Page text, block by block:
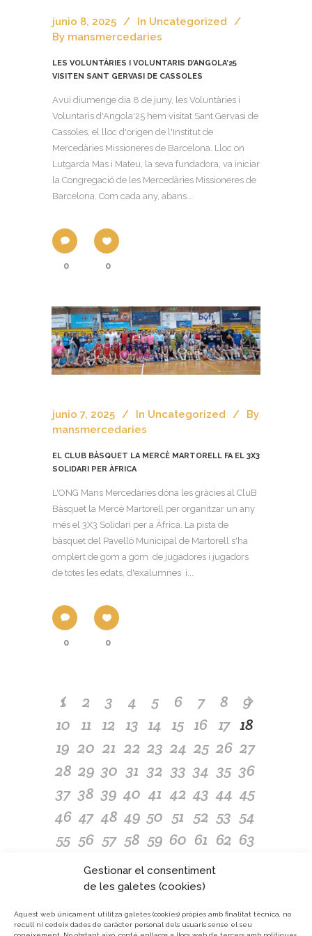
Gestionar el consentiment
de les galetes (cookies)
Aquest web únicament utilitza galetes (cookies) pròpies amb finalitat tècnica, no
recull ni cedeix dades de caràcter personal dels usuaris sense el seu
junio 8, 2025 In Uncategorized
By mansmercedaries
LES VOLUNTÀRIES I VOLUNTARIS D’ANGOLA’25
VISITEN SANT GERVASI DE CASSOLES
Avui diumenge dia 8 de juny, les Voluntàries i
Voluntaris d'Angola'25 hem visitat Sant Gervasi de
Cassoles, el lloc d'origen de l'Institut de
Mercedàries Missioneres de Barcelona. Lloc on
Lutgarda Mas i Mateu, la seva fundadora, va iniciar
la Congregació de les Mercedàries Missioneres de
Barcelona. Com cada any, abans...
0 0
junio 7, 2025 In Uncategorized
By
mansmercedaries
EL CLUB BÀSQUET LA MERCÈ MARTORELL FA EL 3X3
SOLIDARI PER ÀFRICA
L'ONG Mans Mercedàries dóna les gràcies al CluB
Bàsquet la Mercè Martorell per organitzar un any
més el 3X3 Solidari per a Àfrica. La pista de
bàsquet del Pavelló Municipal de Martorell s'ha
omplert de gom a gom de jugadores i jugadors
de totes les edats, d'exalumnes i...
0 0
1 2 3 4 5 6 7 8
9
10 11 12 13 14 15 16 17 18
19 20 21 22 23 24 25 26 27
28 29 30 31 32 33 34 35 36
37 38 39 40 41 42 43 44 45
46 47 48 49 50 51 52 53 54
55 56 57 58 59 60 61 62 63
65 66 69
74 75 76 77 78 79
82 83 84 85 86 87 88 89 90
91 92 93 94 95 96 97 98